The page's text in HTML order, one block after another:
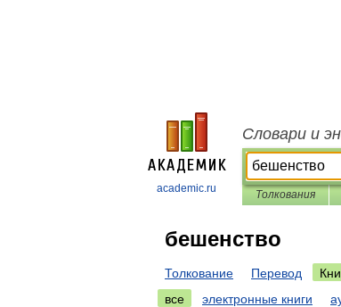
academic.ru
Словари и
Толкования
бешенство
Толкование Перевод
все
электронные книги